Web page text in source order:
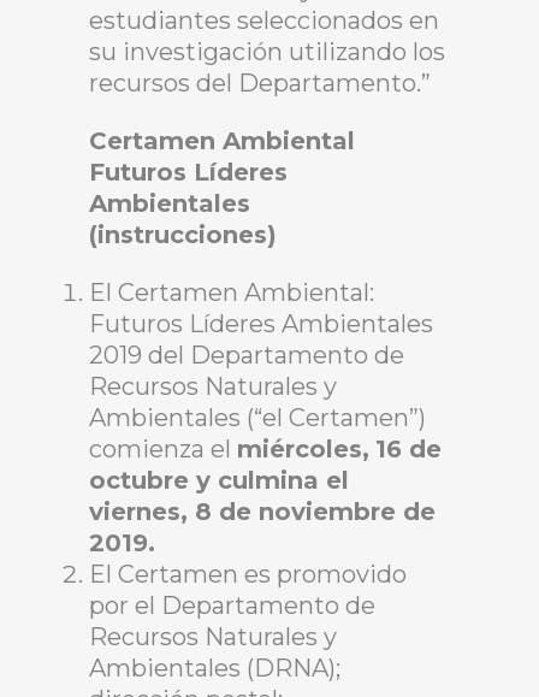
estudiantes seleccionados en
su investigación utilizando los
recursos del Departamento.”
Certamen Ambiental
Futuros Líderes
Ambientales
(instrucciones)
El Certamen Ambiental:
Futuros Líderes Ambientales
2019 del Departamento de
Recursos Naturales y
Ambientales (“el Certamen”)
comienza el miércoles, 16 de
octubre y culmina el
viernes, 8 de noviembre de
2019.
El Certamen es promovido
por el Departamento de
Recursos Naturales y
Ambientales (DRNA);